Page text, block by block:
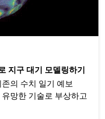
지구 대기 모델링하기
의 수치 일기 예보
망한 기술로 부상하고